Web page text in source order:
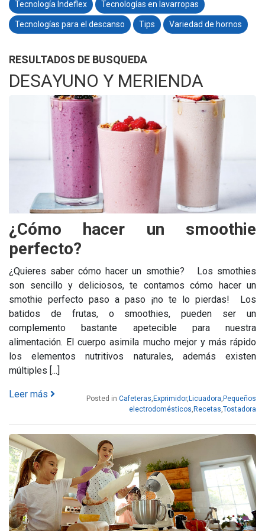
Tecnología Indeflex Tecnologías en lavarropas
Tecnologías para el descanso Tips Variedad de hornos
RESULTADOS DE BUSQUEDA
DESAYUNO Y MERIENDA
¿Cómo hacer un smoothie
perfecto?
¿Quieres saber cómo hacer un smothie? Los smothies
son sencillo y deliciosos, te contamos cómo hacer un
smothie perfecto paso a paso ¡no te lo pierdas! Los
batidos de frutas, o smoothies, pueden ser un
complemento bastante apetecible para nuestra
alimentación. El cuerpo asimila mucho mejor y más rápido
los elementos nutritivos naturales, además existen
múltiples [...]
Leer más Posted in Cafeteras Exprimidor,Licuadora Pequeños
electrodomésticos Recetas Tostadora